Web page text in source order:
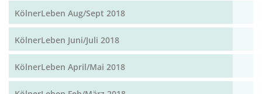
KölnerLeben Aug/Sept 2018
KölnerLeben Juni/Juli 2018
KölnerLeben April/Mai 2018